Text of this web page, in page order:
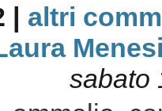
| altri
sabato